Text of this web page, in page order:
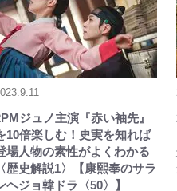
ジュノ主演『赤い袖先』
10倍楽しむ！史実を知れば
場人物の素性がよくわかる
〈歴史解説1〉【康熙奉のサラ
ヘジョ韓ドラ〈50〉】